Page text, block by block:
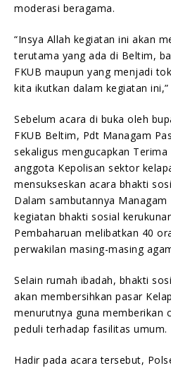
moderasi beragama.
“Insya Allah kegiatan ini akan
terutama yang ada di Beltim,
FKUB maupun yang menjadi
kita ikutkan dalam kegiatan
Sebelum acara di buka oleh
FKUB Beltim, Pdt Managam
sekaligus mengucapkan
anggota Kepolisan sektor
mensukseskan acara bhakti
Dalam sambutannya
kegiatan bhakti sosial
Pembaharuan melibatkan 40
perwakilan masing-masing
Selain rumah ibadah, bhakti
akan membersihkan pasar
menurutnya guna memberikan
peduli terhadap fasilitas umum.
Hadir pada acara tersebut,